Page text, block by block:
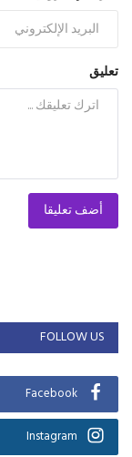
تعليق
أضف تعليقا
FOLLOW US
Facebook
Instagram